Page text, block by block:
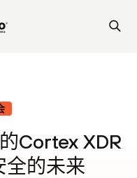
Cortex XDR
全的未来